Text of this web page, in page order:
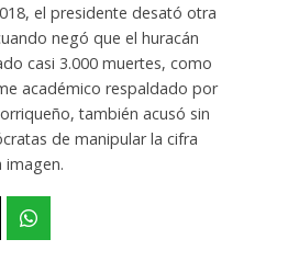
el presidente desató otra
negó que el huracán
casi 3.000 muertes, como
académico respaldado por
también acusó sin
de manipular la cifra
imagen.